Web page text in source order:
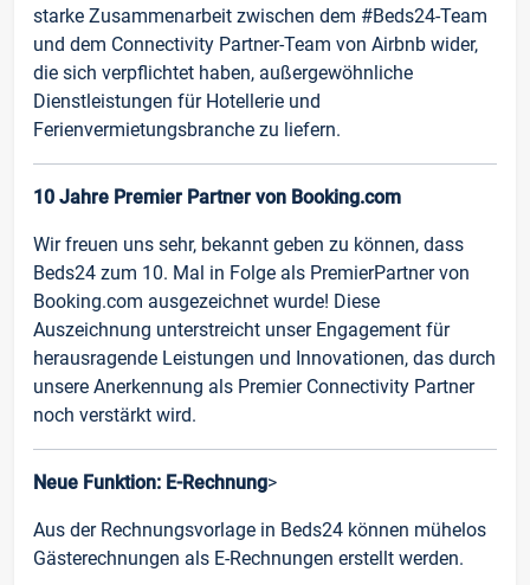
starke Zusammenarbeit zwischen dem #Beds24-Team
und dem Connectivity Partner-Team von Airbnb wider,
die sich verpflichtet haben, außergewöhnliche
Dienstleistungen für Hotellerie und
Ferienvermietungsbranche zu liefern.
10 Jahre Premier Partner von Booking.com
Wir freuen uns sehr, bekannt geben zu können, dass
Beds24 zum 10. Mal in Folge als PremierPartner von
Booking.com ausgezeichnet wurde! Diese
Auszeichnung unterstreicht unser Engagement für
herausragende Leistungen und Innovationen, das durch
unsere Anerkennung als Premier Connectivity Partner
noch verstärkt wird.
Neue Funktion: E-Rechnung>
Aus der Rechnungsvorlage in Beds24 können mühelos
Gästerechnungen als E-Rechnungen erstellt werden.